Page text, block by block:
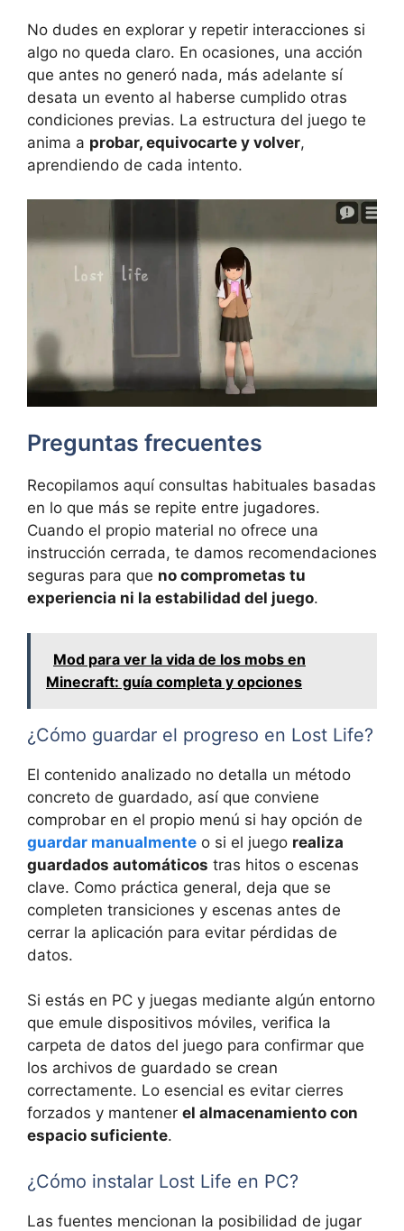
No dudes en explorar y repetir interacciones si
algo no queda claro. En ocasiones, una acción
que antes no generó nada, más adelante sí
desata un evento al haberse cumplido otras
condiciones previas. La estructura del juego te
anima a probar, equivocarte y volver,
aprendiendo de cada intento.
Preguntas frecuentes
Recopilamos aquí consultas habituales basadas
en lo que más se repite entre jugadores.
Cuando el propio material no ofrece una
instrucción cerrada, te damos recomendaciones
seguras para que no comprometas tu
experiencia ni la estabilidad del juego.
Mod para ver la vida de los mobs en
Minecraft: guía completa y opciones
¿Cómo guardar el progreso en Lost Life?
El contenido analizado no detalla un método
concreto de guardado, así que conviene
comprobar en el propio menú si hay opción de
guardar manualmente o si el juego realiza
guardados automáticos tras hitos o escenas
clave. Como práctica general, deja que se
completen transiciones y escenas antes de
cerrar la aplicación para evitar pérdidas de
datos.
Si estás en PC y juegas mediante algún entorno
que emule dispositivos móviles, verifica la
carpeta de datos del juego para confirmar que
los archivos de guardado se crean
correctamente. Lo esencial es evitar cierres
forzados y mantener el almacenamiento con
espacio suficiente.
¿Cómo instalar Lost Life en PC?
Las fuentes mencionan la posibilidad de jugar